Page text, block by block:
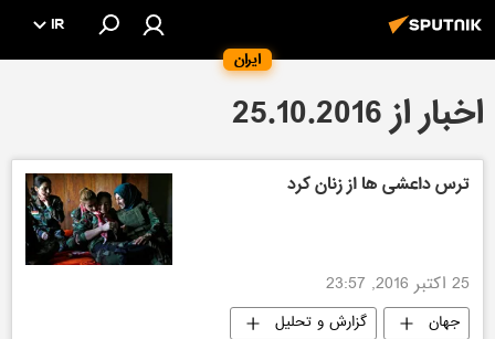
ایران
IR
اخبار از 25.10.2016
ترس داعشی ها از زنان کرد
25 اکتبر 2016, 23:57
جهان گزارش و تحلیل